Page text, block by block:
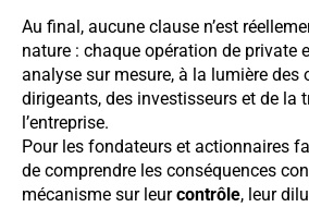
Au final, aucune clause n’est
nature : chaque opération de private
analyse sur mesure, à la lumière des
dirigeants, des investisseurs et de la
l’entreprise.
Pour les fondateurs et actionnaires
de comprendre les conséquences
mécanisme sur leurcontrôle, leur